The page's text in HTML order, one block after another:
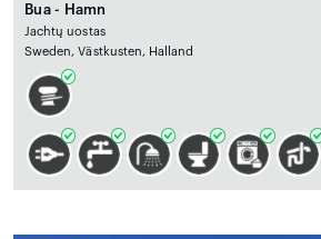
Bua - Hamn
Jachtų uostas
Sweden, Västkusten, Halland